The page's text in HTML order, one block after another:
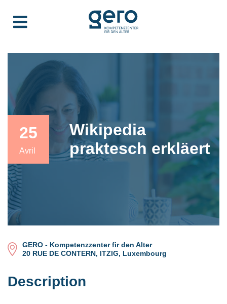
25
Avril
Wikipedia
praktesch erkläert
GERO - Kompetenzzenter fir den Alter
20 RUE DE CONTERN, ITZIG, Luxembourg
Description